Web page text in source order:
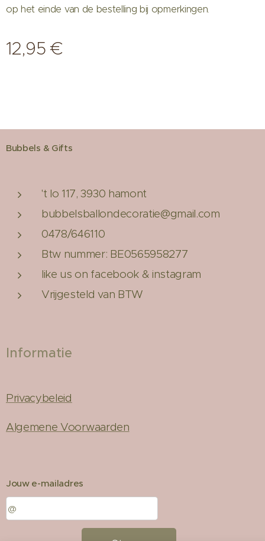
op het einde van de bestelling bij opmerkingen.
12,95 €
Bubbels & Gifts
't lo 117, 3930 hamont
bubbelsballondecoratie@gmail.com
0478/646110
Btw nummer: BE0565958277
like us on facebook & instagram
Vrijgesteld van BTW
Informatie
Privacybeleid
Algemene Voorwaarden
Jouw e-mailadres